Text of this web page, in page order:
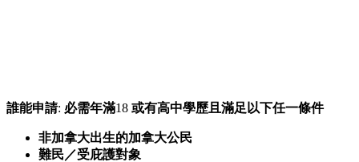
誰能申請: 必需年滿18 或有高中學歷且滿足以下任一條件
非加拿大出生的加拿大公民
難民／受庇護對象